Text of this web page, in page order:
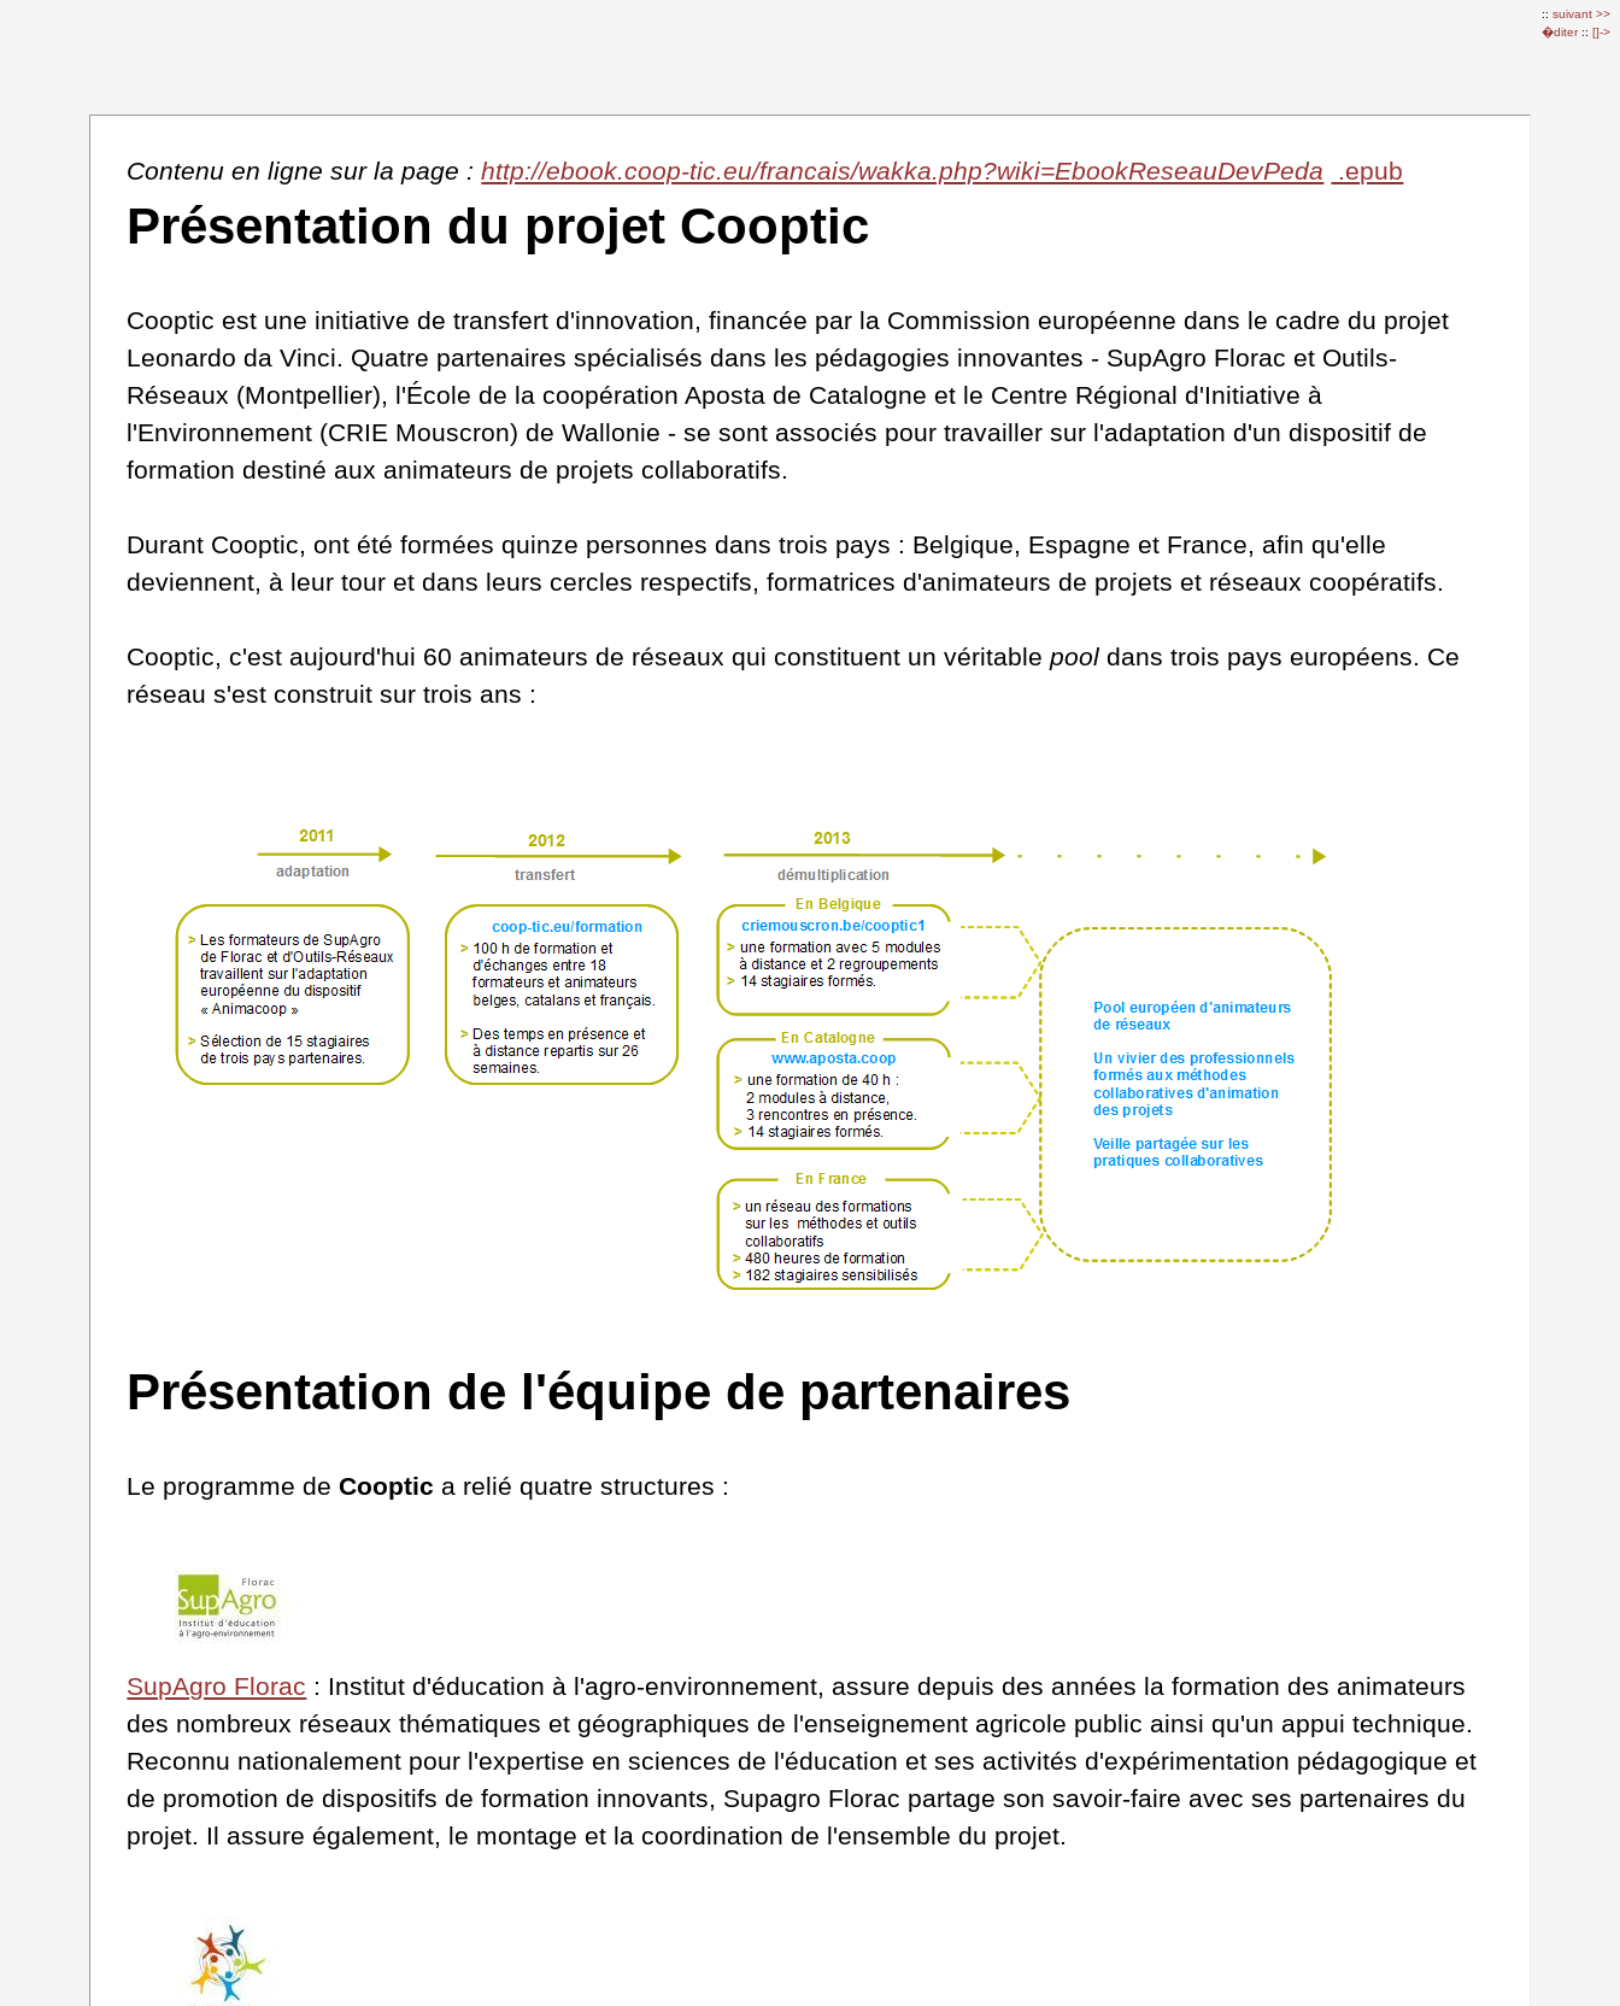
:: suivant >>
�diter :: []->
Contenu en ligne sur la page :http://ebook.coop-tic.eu/francais/wakka.php?wiki=EbookReseauDevPeda .epub
Présentation du projet Cooptic
Cooptic est une initiative de transfert d'innovation, financée par la Commission européenne dans le cadre du projet
Leonardo da Vinci. Quatre partenaires spécialisés dans les pédagogies innovantes - SupAgro Florac et Outils-
Réseaux (Montpellier), l'École de la coopération Aposta de Catalogne et le Centre Régional d'Initiative à
l'Environnement (CRIE Mouscron) de Wallonie - se sont associés pour travailler sur l'adaptation d'un dispositif de
formation destiné aux animateurs de projets collaboratifs.
Durant Cooptic, ont été formées quinze personnes dans trois pays : Belgique, Espagne et France, afin qu'elle
deviennent, à leur tour et dans leurs cercles respectifs, formatrices d'animateurs de projets et réseaux coopératifs.
Cooptic, c'est aujourd'hui 60 animateurs de réseaux qui constituent un véritablepool dans trois pays européens. Ce
réseau s'est construit sur trois ans :
Présentation de l'équipe de partenaires
Le programme deCooptic a relié quatre structures :
SupAgro Florac : Institut d'éducation à l'agro-environnement, assure depuis des années la formation des animateurs
des nombreux réseaux thématiques et géographiques de l'enseignement agricole public ainsi qu'un appui technique.
Reconnu nationalement pour l'expertise en sciences de l'éducation et ses activités d'expérimentation pédagogique et
de promotion de dispositifs de formation innovants, Supagro Florac partage son savoir-faire avec ses partenaires du
projet. Il assure également, le montage et la coordination de l'ensemble du projet.